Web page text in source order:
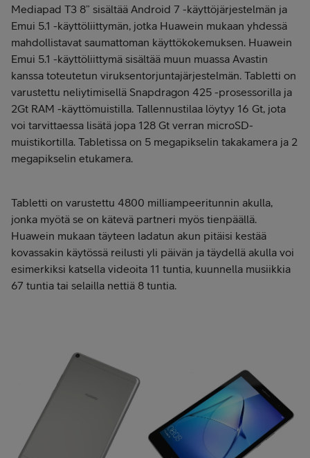
Mediapad T3 8” sisältää Android 7 -käyttöjärjestelmän ja
Emui 5.1 -käyttöliittymän, jotka Huawein mukaan yhdessä
mahdollistavat saumattoman käyttökokemuksen. Huawein
Emui 5.1 -käyttöliittymä sisältää muun muassa Avastin
kanssa toteutetun viruksentorjuntajärjestelmän. Tabletti on
varustettu neliytimisellä Snapdragon 425 -prosessorilla ja
2Gt RAM -käyttömuistilla. Tallennustilaa löytyy 16 Gt, jota
voi tarvittaessa lisätä jopa 128 Gt verran microSD-
muistikortilla. Tabletissa on 5 megapikselin takakamera ja 2
megapikselin etukamera.
Tabletti on varustettu 4800 milliampeeritunnin akulla,
jonka myötä se on kätevä partneri myös tienpäällä.
Huawein mukaan täyteen ladatun akun pitäisi kestää
kovassakin käytössä reilusti yli päivän ja täydellä akulla voi
esimerkiksi katsella videoita 11 tuntia, kuunnella musiikkia
67 tuntia tai selailla nettiä 8 tuntia.